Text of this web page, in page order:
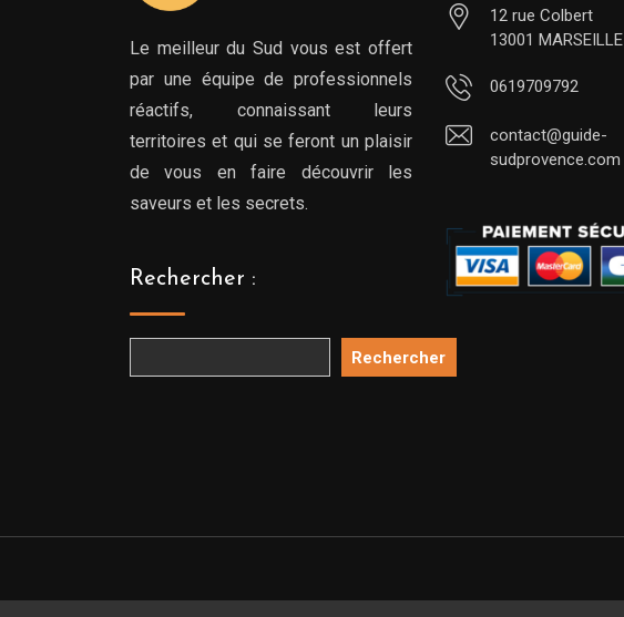
Le meilleur du Sud vous est offert
par une équipe de professionnels
réactifs, connaissant leurs
territoires et qui se feront un plaisir
de vous en faire découvrir les
saveurs et les secrets.
Rechercher :
Rechercher
12 rue Colbert
13001 MARSEILLE
0619709792
contact@guide-
sudprovence.com